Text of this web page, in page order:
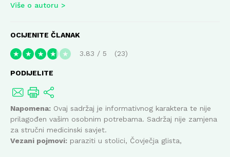
Više o autoru
OCIJENITE ČLANAK
★ ★ ★ ★ ★ 3.83 / 5 23
PODIJELITE
Napomena: Ovaj sadržaj je informativnog karaktera te nije
prilagođen vašim osobnim potrebama. Sadržaj nije zamjena
za stručni medicinski savjet.
Vezani pojmovi: paraziti u stolici, Čovječja glista,